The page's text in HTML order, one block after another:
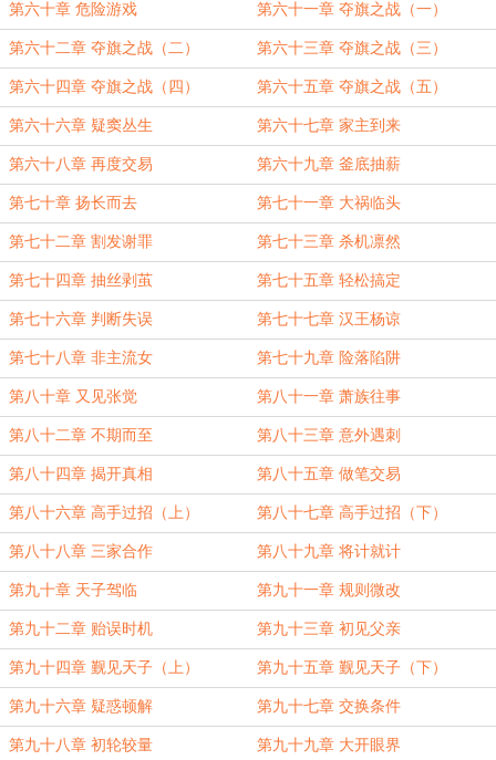
第六十章 危险游戏 第六十一章 夺旗之战（一）
第六十二章 夺旗之战（二） 第六十三章 夺旗之战（三）
第六十四章 夺旗之战（四） 第六十五章 夺旗之战（五）
第六十六章 疑窦丛生 第六十七章 家主到来
第六十八章 再度交易 第六十九章 釜底抽薪
第七十章 扬长而去 第七十一章 大祸临头
第七十二章 割发谢罪 第七十三章 杀机凛然
第七十四章 抽丝剥茧 第七十五章 轻松搞定
第七十六章 判断失误 第七十七章 汉王杨谅
第七十八章 非主流女 第七十九章 险落陷阱
第八十章 又见张觉 第八十一章 萧族往事
第八十二章 不期而至 第八十三章 意外遇刺
第八十四章 揭开真相 第八十五章 做笔交易
第八十六章 高手过招（上） 第八十七章 高手过招（下）
第八十八章 三家合作 第八十九章 将计就计
第九十章 天子驾临 第九十一章 规则微改
第九十二章 贻误时机 第九十三章 初见父亲
第九十四章 觐见天子（上） 第九十五章 觐见天子（下）
第九十六章 疑惑顿解 第九十七章 交换条件
第九十八章 初轮较量 第九十九章 大开眼界